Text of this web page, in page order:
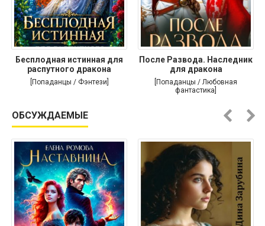
Бесплодная истинная для
распутного дракона
[Попаданцы / Фэнтези]
После Развода. Наследник
для дракона
[Попаданцы / Любовная
фантастика]
ОБСУЖДАЕМЫЕ